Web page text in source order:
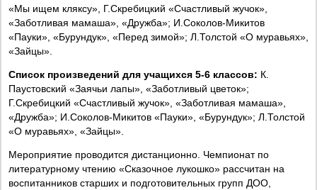
«Мы ищем кляксу», Г.Скребицкий «Счастливый жучок»,
«Заботливая мамаша», «Дружба»; И.Соколов-Микитов
«Пауки», «Бурундук», «Перед зимой»; Л.Толстой «О муравьях»,
«Зайцы».
Список произведений для учащихся 5-6 классов: К.
Паустовский «Заячьи лапы», «Заботливый цветок»;
Г.Скребицкий «Счастливый жучок», «Заботливая мамаша»,
«Дружба»; И.Соколов-Микитов «Пауки», «Бурундук»; Л.Толстой
«О муравьях», «Зайцы».
Мероприятие проводится дистанционно. Чемпионат по
литературному чтению «Сказочное лукошко» рассчитан на
воспитанников старших и подготовительных групп ДОО,